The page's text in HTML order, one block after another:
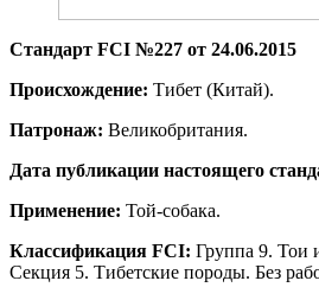
Стандарт FCI №227 от 24.06.2015
Происхождение: Тибет (Китай).
Патронаж: Великобритания.
Дата публикации настоящего
Применение: Той-собака.
Классификация FCI: Группа 9. Тои
Секция 5. Тибетские породы. Без